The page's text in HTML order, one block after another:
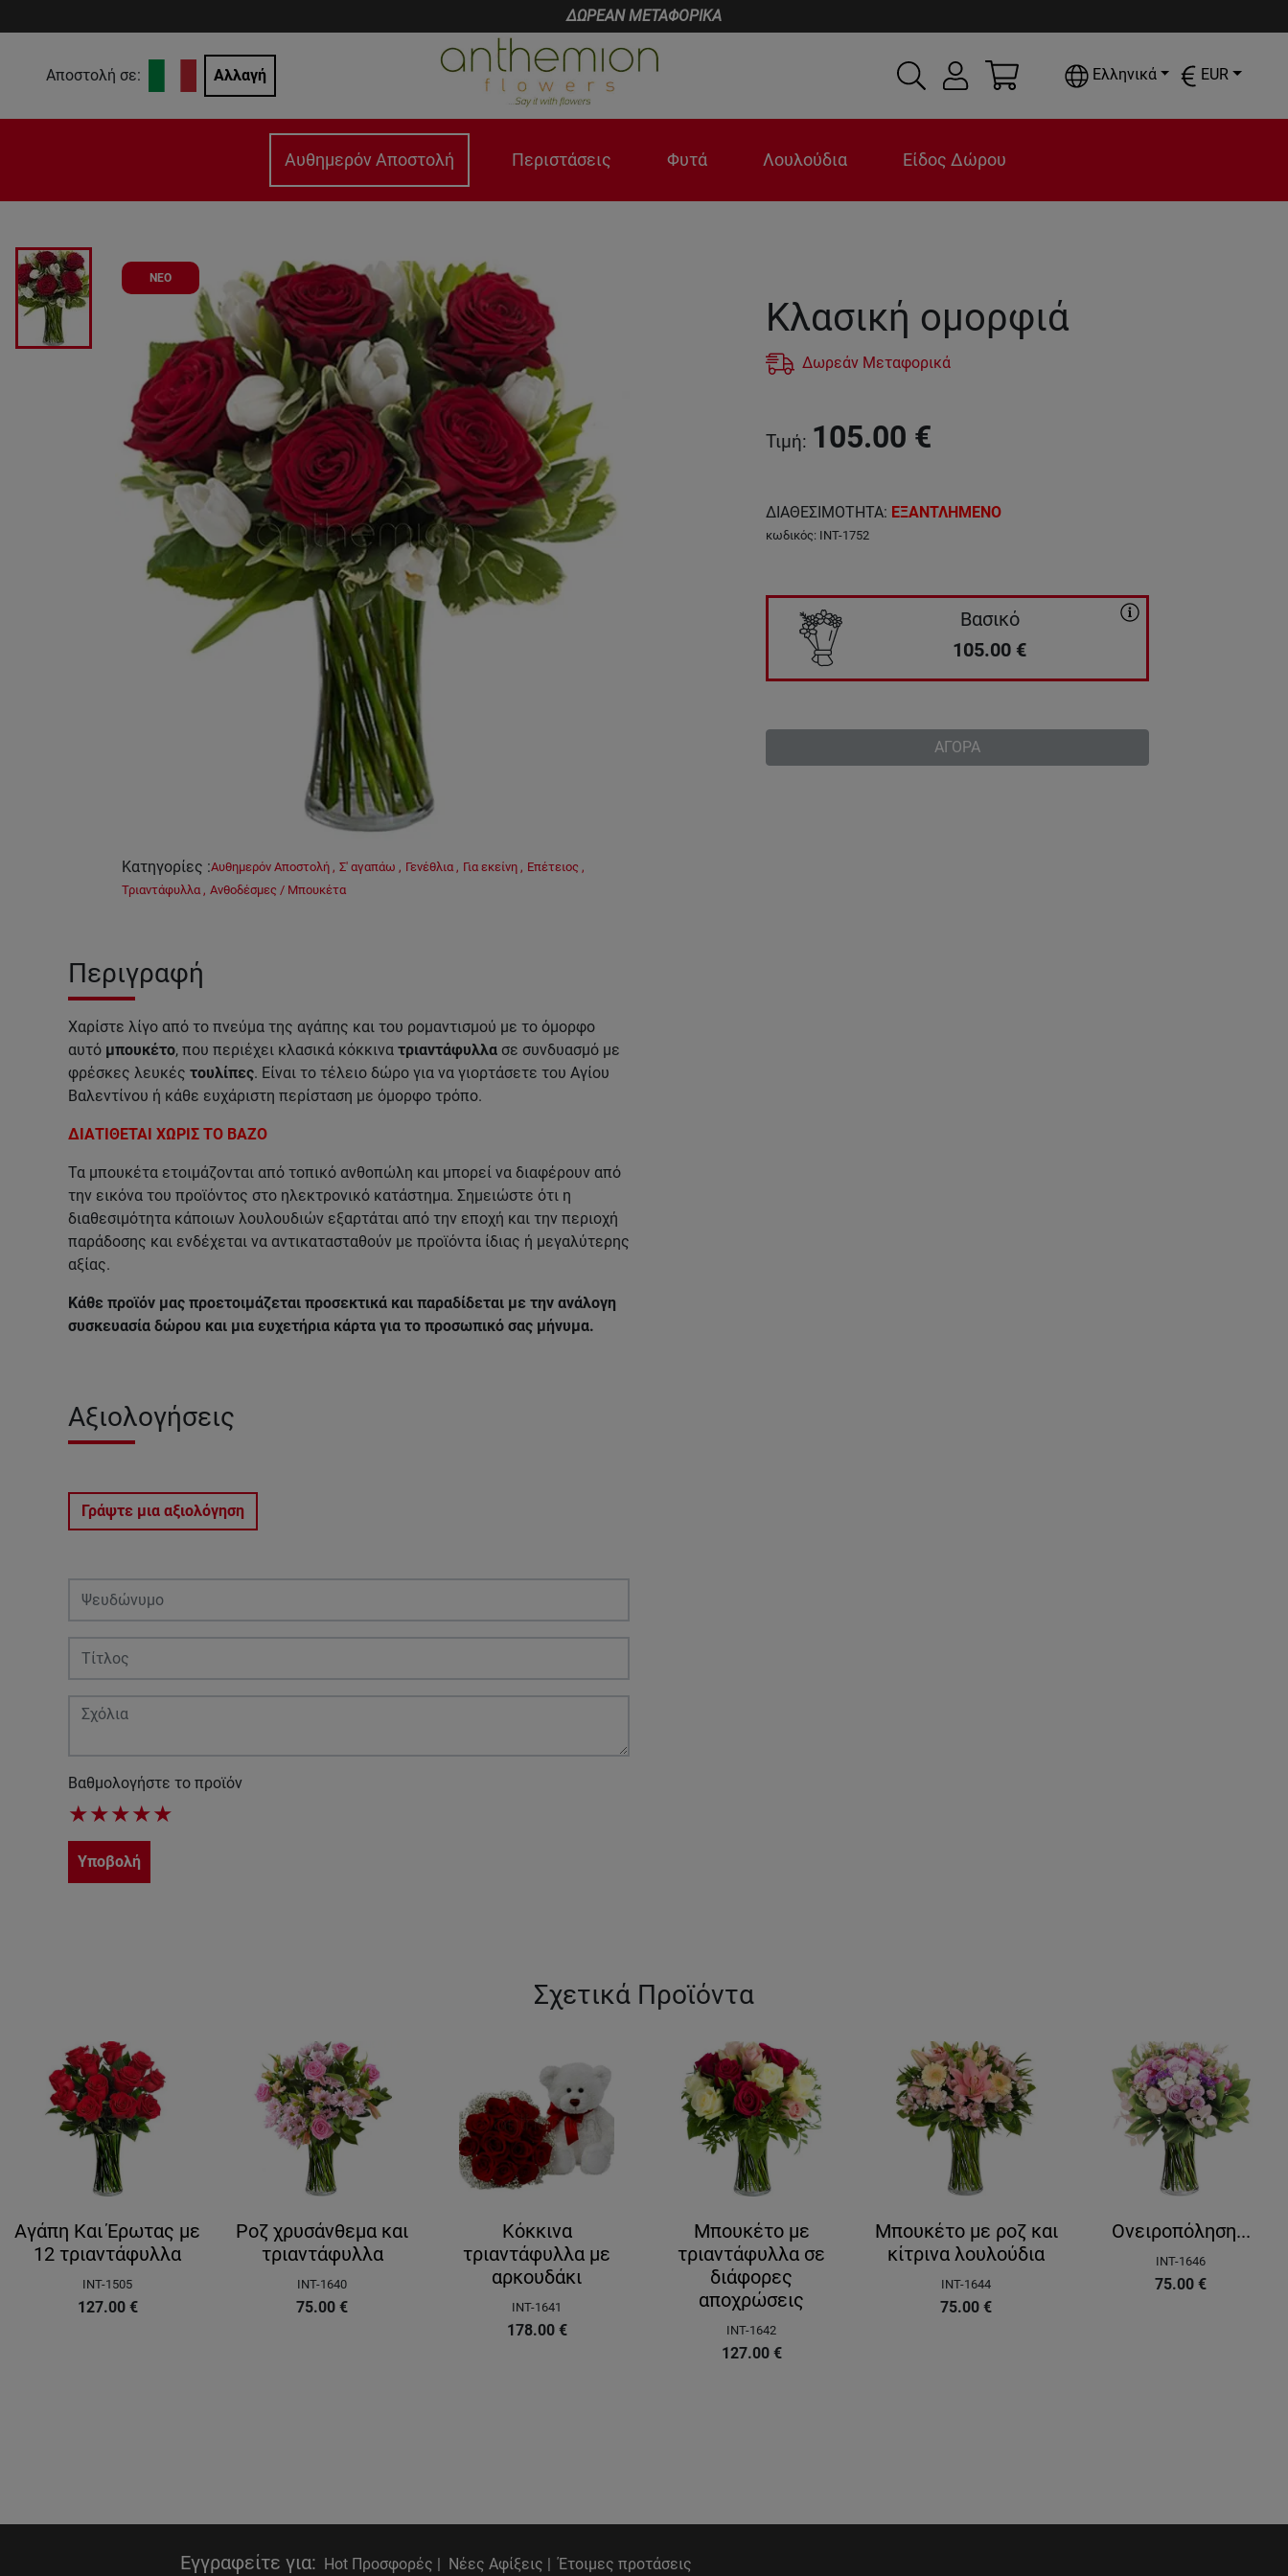
ΔΩΡΕΑΝ ΜΕΤΑΦΟΡΙΚΑ
Αποστολή σε: Αλλαγή Ελληνικά EUR
Αυθημερόν Αποστολή Περιστάσεις Φυτά Λουλούδια Είδος Δώρου
ΝΕΟ
Κατηγορίες :Αυθημερόν Αποστολή , Σ' αγαπάω , Γενέθλια , Για εκείνη , Επέτειος ,
Τριαντάφυλλα , Ανθοδέσμες / Μπουκέτα
Περιγραφή
Χαρίστε λίγο από το πνεύμα της αγάπης και του ρομαντισμού με το όμορφο
αυτό μπουκέτο, που περιέχει κλασικά κόκκινα τριαντάφυλλα σε συνδυασμό με
φρέσκες λευκές τουλίπες. Είναι το τέλειο δώρο για να γιορτάσετε του Αγίου
Βαλεντίνου ή κάθε ευχάριστη περίσταση με όμορφο τρόπο.
ΔΙΑΤΙΘΕΤΑΙ ΧΩΡΙΣ ΤΟ ΒΑΖΟ
Τα μπουκέτα ετοιμάζονται από τοπικό ανθοπώλη και μπορεί να διαφέρουν από
την εικόνα του προϊόντος στο ηλεκτρονικό κατάστημα. Σημειώστε ότι η
διαθεσιμότητα κάποιων λουλουδιών εξαρτάται από την εποχή και την περιοχή
παράδοσης και ενδέχεται να αντικατασταθούν με προϊόντα ίδιας ή μεγαλύτερης
αξίας.
Κάθε προϊόν μας προετοιμάζεται προσεκτικά και παραδίδεται με την ανάλογη
συσκευασία δώρου και μια ευχετήρια κάρτα για το προσωπικό σας μήνυμα.
Αξιολογήσεις
Γράψτε μια αξιολόγηση
Βαθμολογήστε το προϊόν
★★★★★
Υποβολή
Κλασική ομορφιά
Δωρεάν Μεταφορικά
Τιμή: 105.00 €
ΔΙΑΘΕΣΙΜΟΤΗΤΑ: ΕΞΑΝΤΛΗΜΕΝΟ
κωδικός: INT-1752
Βασικό
105.00 €
ΑΓΟΡΑ
Σχετικά Προϊόντα
Αγάπη Και Έρωτας με
12 τριαντάφυλλα
INT-1505
127.00 €
Ροζ χρυσάνθεμα και
τριαντάφυλλα
INT-1640
75.00 €
Κόκκινα
τριαντάφυλλα με
αρκουδάκι
INT-1641
178.00 €
Μπουκέτο με
τριαντάφυλλα σε
διάφορες
αποχρώσεις
INT-1642
127.00 €
Μπουκέτο με ροζ και
κίτρινα λουλούδια
INT-1644
75.00 €
Ονειροπόληση...
INT-1646
75.00 €
Εγγραφείτε για: Hot Προσφορές | Νέες Αφίξεις | Έτοιμες προτάσεις